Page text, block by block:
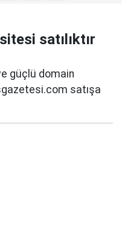
satılıktır
güçlü domain
satışa